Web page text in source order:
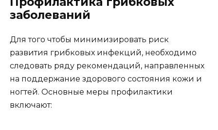
заболеваний
Для того чтобы минимизировать риск
развития грибковых инфекций, необходимо
следовать ряду рекомендаций, направленных
на поддержание здорового состояния кожи и
ногтей. Основные меры профилактики
включают: